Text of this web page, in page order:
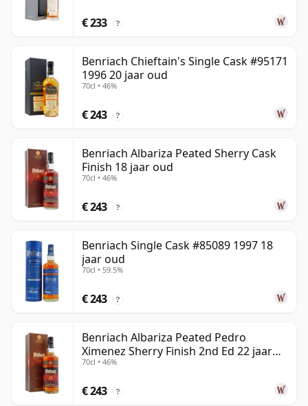
€ 233 ?
Benriach Chieftain's Single Cask #95171
1996 20 jaar oud
70cl • 46%
€ 243 ?
Benriach Albariza Peated Sherry Cask
Finish 18 jaar oud
70cl • 46%
€ 243 ?
Benriach Single Cask #85089 1997 18
jaar oud
70cl • 59.5%
€ 243 ?
Benriach Albariza Peated Pedro
Ximenez Sherry Finish 2nd Ed 22 jaar
oud
70cl • 46%
€ 243 ?